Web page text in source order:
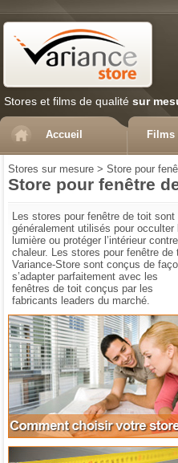
Stores et films de qualité sur
Accueil Films
Stores sur mesure > Store pour
Store pour fenêtre
Les stores pour fenêtre de toit sont
généralement utilisés pour occulter
lumière ou protéger l’intérieur
chaleur. Les stores pour fenêtre de
Variance-Store sont conçus de
s’adapter parfaitement avec les
fenêtres de toit conçus par les
fabricants leaders du marché.